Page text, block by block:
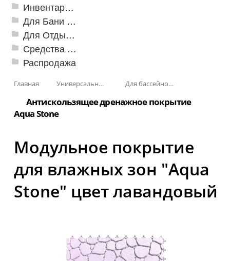
Инвентарь для клининга
Для Бани и Сауны
Для Отдыха и Пикника
Средства от насекомых и садовых вредителей
Распродажа
Главная Универсальные модульные покрытия Для бассейнов и аквапарков
Антискользящее дренажное покрытие
Aqua Stone
Модульное покрытие
для влажных зон "Aqua
Stone" цвет лавандовый